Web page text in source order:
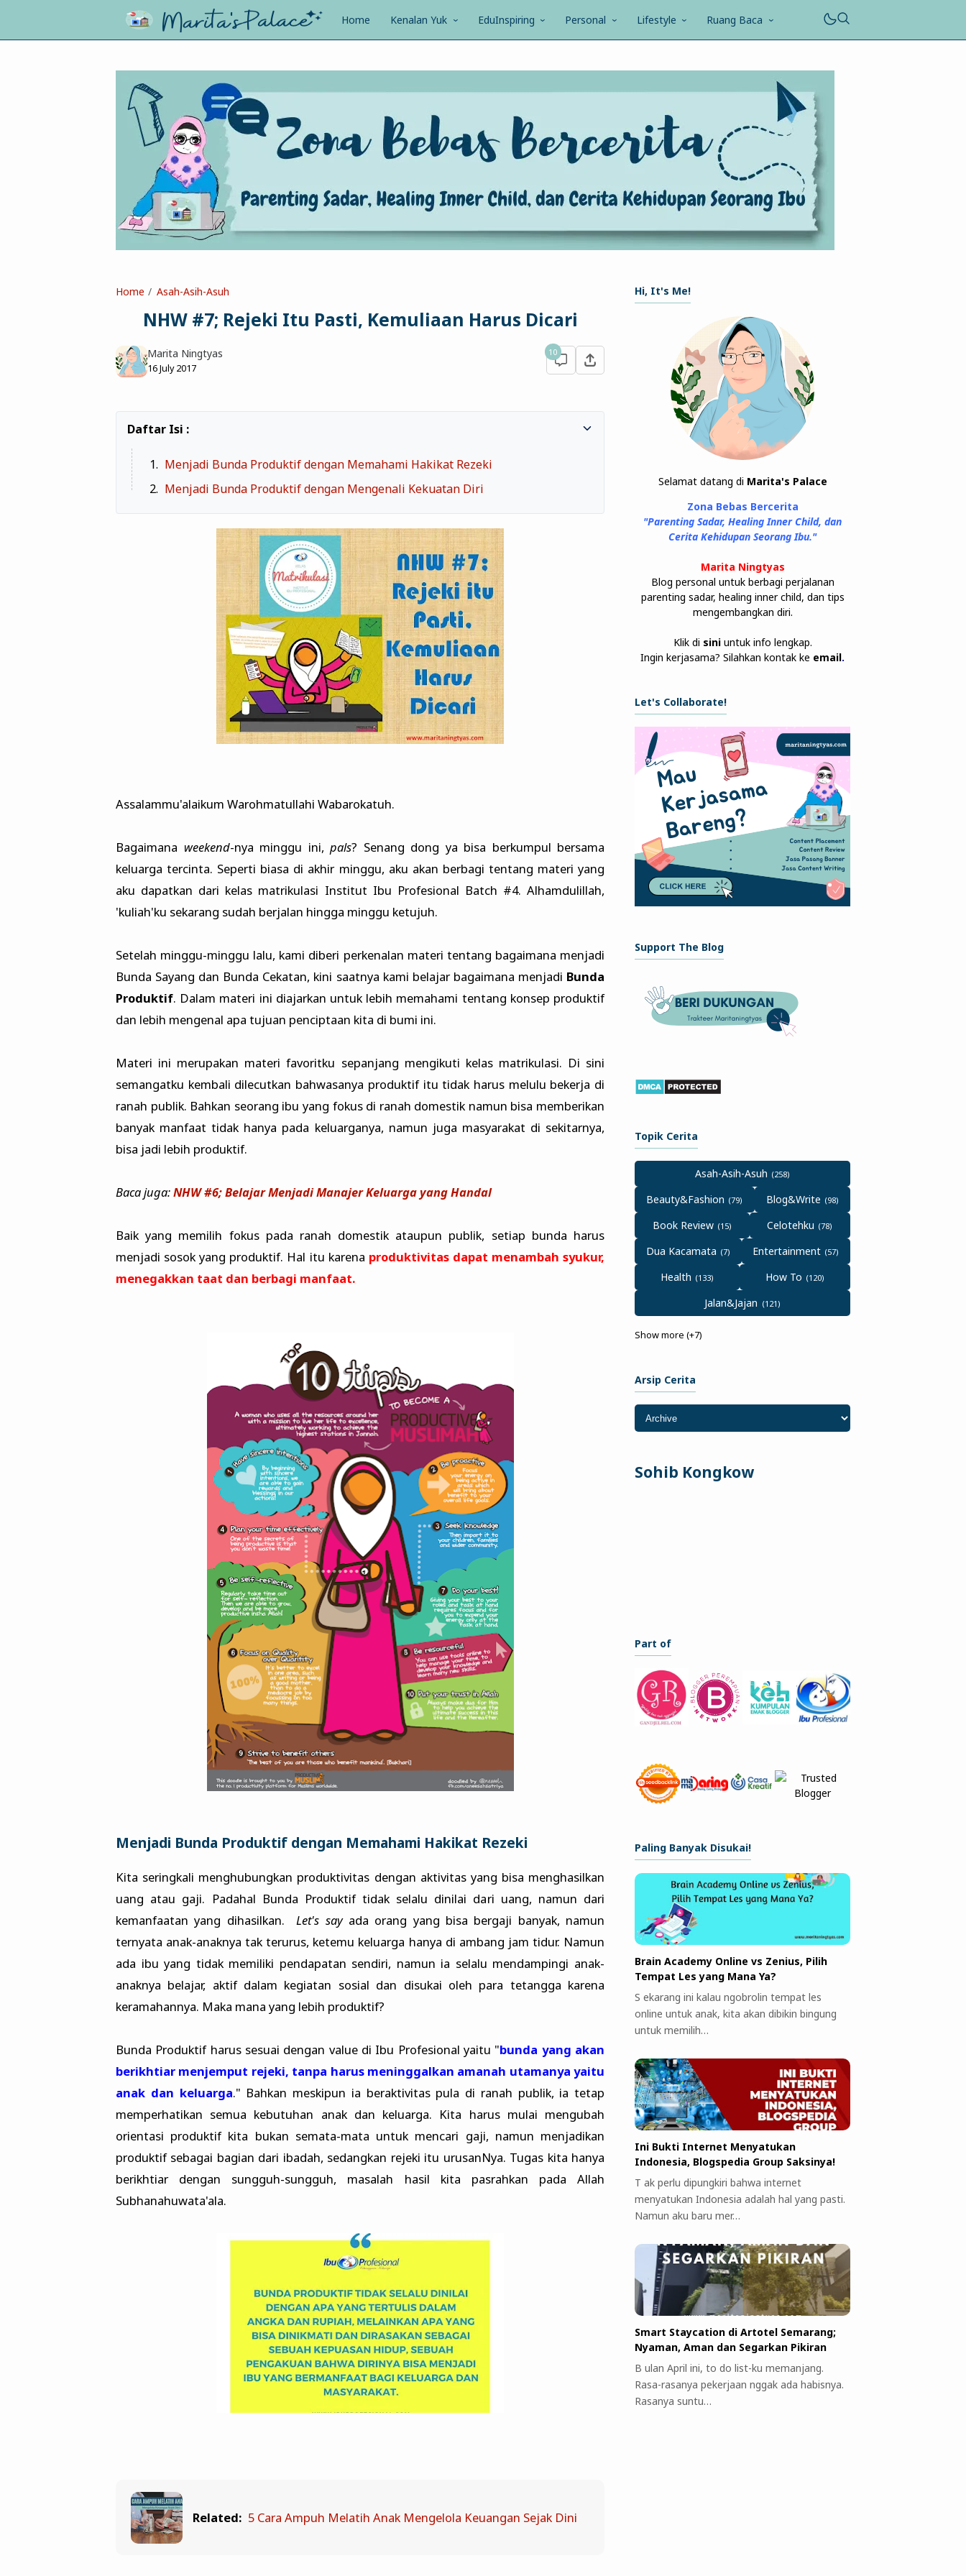
Home Kenalan Yuk EduInspiring Personal Lifestyle Ruang Baca
Home Asah-Asih-Asuh
NHW #7; Rejeki Itu Pasti, Kemuliaan Harus Dicari
Marita Ningtyas
16 July 2017
10
Menjadi Bunda Produktif dengan Memahami Hakikat Rezeki
Menjadi Bunda Produktif dengan Mengenali Kekuatan Diri
Assalammu'alaikum Warohmatullahi Wabarokatuh.
Bagaimana weekend-nya minggu ini, pals? Senang dong ya bisa berkumpul bersama
keluarga tercinta. Seperti biasa di akhir minggu, aku akan berbagi tentang materi yang
aku dapatkan dari kelas matrikulasi Institut Ibu Profesional Batch #4. Alhamdulillah,
'kuliah'ku sekarang sudah berjalan hingga minggu ketujuh.
Setelah minggu-minggu lalu, kami diberi perkenalan materi tentang bagaimana menjadi
Bunda Sayang dan Bunda Cekatan, kini saatnya kami belajar bagaimana menjadi Bunda
Produktif. Dalam materi ini diajarkan untuk lebih memahami tentang konsep produktif
dan lebih mengenal apa tujuan penciptaan kita di bumi ini.
Materi ini merupakan materi favoritku sepanjang mengikuti kelas matrikulasi. Di sini
semangatku kembali dilecutkan bahwasanya produktif itu tidak harus melulu bekerja di
ranah publik. Bahkan seorang ibu yang fokus di ranah domestik namun bisa memberikan
banyak manfaat tidak hanya pada keluarganya, namun juga masyarakat di sekitarnya,
bisa jadi lebih produktif.
Baca juga:NHW #6; Belajar Menjadi Manajer Keluarga yang Handal
Baik yang memilih fokus pada ranah domestik ataupun publik, setiap bunda harus
menjadi sosok yang produktif. Hal itu karena produktivitas dapat menambah syukur,
menegakkan taat dan berbagi manfaat.
Menjadi Bunda Produktif dengan Memahami Hakikat Rezeki
Kita seringkali menghubungkan produktivitas dengan aktivitas yang bisa menghasilkan
uang atau gaji. Padahal Bunda Produktif tidak selalu dinilai dari uang, namun dari
kemanfaatan yang dihasilkan. Let's sayada orang yang bisa bergaji banyak, namun
ternyata anak-anaknya tak terurus, ketemu keluarga hanya di ambang jam tidur. Namun
ada ibu yang tidak memiliki pendapatan sendiri, namun ia selalu mendampingi anak-
anaknya belajar, aktif dalam kegiatan sosial dan disukai oleh para tetangga karena
keramahannya. Maka mana yang lebih produktif?
Bunda Produktif harus sesuai dengan value di Ibu Profesional yaitu "bunda yang akan
berikhtiar menjemput rejeki, tanpa harus meninggalkan amanah utamanya yaitu
anak dan keluarga." Bahkan meskipun ia beraktivitas pula di ranah publik, ia tetap
memperhatikan semua kebutuhan anak dan keluarga. Kita harus mulai mengubah
orientasi produktif kita bukan semata-mata untuk mencari gaji, namun menjadikan
produktif sebagai bagian dari ibadah, sedangkan rejeki itu urusanNya. Tugas kita hanya
berikhtiar dengan sungguh-sungguh, masalah hasil kita pasrahkan pada Allah
Subhanahuwata'ala.
Related: 5 Cara Ampuh Melatih Anak Mengelola Keuangan Sejak Dini
Hi, It's Me!
Selamat datang di Marita's Palace
Zona Bebas Bercerita
"Parenting Sadar, Healing Inner Child, dan
Cerita Kehidupan Seorang Ibu."
Marita Ningtyas
Blog personal untuk berbagi perjalanan
parenting sadar, healing inner child, dan tips
mengembangkan diri.
Klik di sini untuk info lengkap.
Ingin kerjasama? Silahkan kontak ke email.
Let's Collaborate!
Support The Blog
Topik Cerita
Asah-Asih-Asuh
Beauty&Fashion
Blog&Write
Book Review
Celotehku
Dua Kacamata
Entertainment
Health
How To
Jalan&Jajan
Show more (+7)
Arsip Cerita
Sohib Kongkow
Part of
Paling Banyak Disukai!
Brain Academy Online vs Zenius, Pilih
Tempat Les yang Mana Ya?
S ekarang ini kalau ngobrolin tempat les
online untuk anak, kita akan dibikin bingung
untuk memilih…
Ini Bukti Internet Menyatukan
Indonesia, Blogspedia Group Saksinya!
T ak perlu dipungkiri bahwa internet
menyatukan Indonesia adalah hal yang pasti.
Namun aku baru mer…
Smart Staycation di Artotel Semarang;
Nyaman, Aman dan Segarkan Pikiran
B ulan April ini, to do list-ku memanjang.
Rasa-rasanya pekerjaan nggak ada habisnya.
Rasanya suntu…